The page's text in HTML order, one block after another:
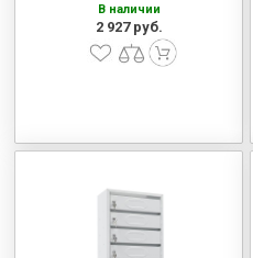
В наличии
2 927 руб.